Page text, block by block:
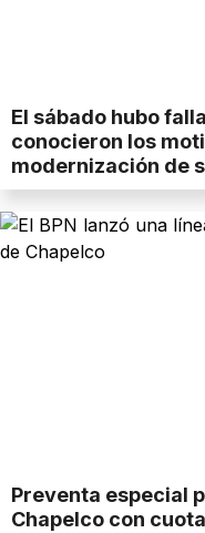
El sábado hubo
conocieron los
modernización de
Preventa especial
Chapelco con